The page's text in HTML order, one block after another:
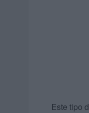
Este tipo